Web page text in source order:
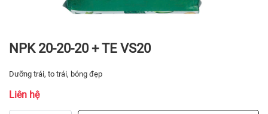
NPK 20-20-20 + TE VS20
Dưỡng trái, to trái, bóng đẹp
Liên hệ